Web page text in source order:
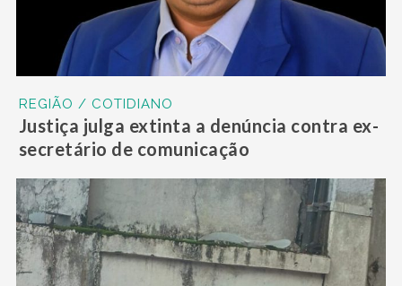
REGIÃO / COTIDIANO
Justiça julga extinta a denúncia contra ex-
secretário de comunicação